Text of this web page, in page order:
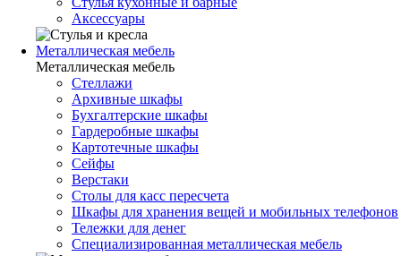
Аксессуары
Металлическая мебель
Металлическая мебель
Стеллажи
Архивные шкафы
Бухгалтерские шкафы
Гардеробные шкафы
Картотечные шкафы
Сейфы
Верстаки
Столы для касс пересчета
Шкафы для хранения вещей и мобильных телефонов
Тележки для денег
Специализированная металлическая мебель